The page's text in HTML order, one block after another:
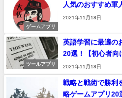
ゲームアプリ
人気のおすすめ軍
2021年11月18日
ツールアプリ
英語学習に最適の
20選！【初心者向
2021年11月18日
戦略と戦術で勝利
略ゲームアプリ20